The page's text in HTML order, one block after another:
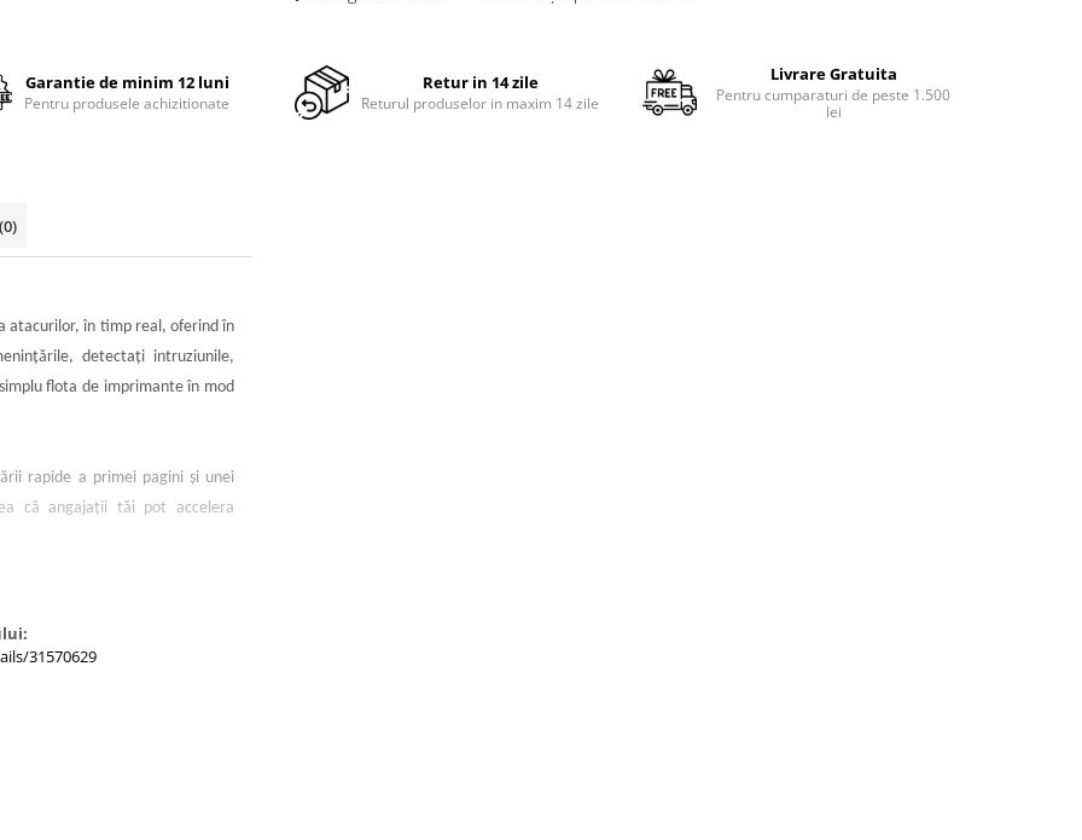
Garantie de minim 12 luni
Pentru produsele achizitionate
Retur in 14 zile
Returul produselor in maxim 14 zile
Livrare Gratuita
Pentru cumparaturi de peste 1.500
lei
(0)
atacurilor, în timp real, oferind în
detectaţi intruziunile,
flota de imprimante în mod
rapide a primei pagini şi unei
că angajaţii tăi pot accelera
cu JetIntelligence.
31570629